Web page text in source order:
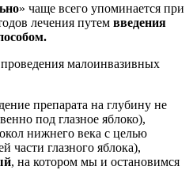
» чаще всего упоминается при
лечения путем введения
малоинвазивных
препарата на глубину не
под глазное яблоко),
нижнего века с целью
части глазного яблока),
, на котором мы и остановимся